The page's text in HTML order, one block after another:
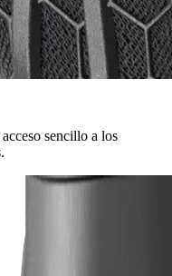
sencillo a los